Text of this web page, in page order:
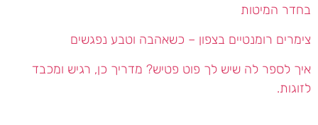
בחדר המיטות
צימרים רומנטיים בצפון – כשאהבה וטבע נפגשים
איך לספר לה שיש לך פוט פטיש? מדריך כן, רגיש ומכבד
לזוגות.